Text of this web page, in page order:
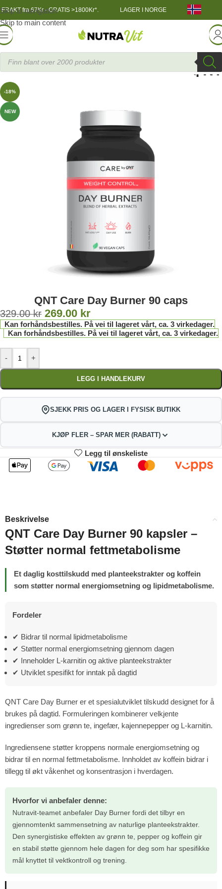
Skip to navigation
Skip to main content
FRAKT fra 67Kr - GRATIS >1800Kr*. LAGER I NORGE
/ Vektreduksjon»QNT Care Day Burner 90 caps
-18%
NEW
QNT Care Day Burner 90 caps
329.00kr 269.00 kr
Kan forhåndsbestilles. På vei til lageret vårt, ca. 3 virkedager.
Kan forhåndsbestilles. På vei til lageret vårt, ca. 3 virkedager.
- +
LEGG I HANDLEKURV
SJEKK PRIS OG LAGER I FYSISK BUTIKK
KJØP FLER – SPAR MER (RABATT)
2
266.31
kr
3-4
263.62
4%
Legg til ønskeliste
Beskrivelse
QNT Care Day Burner 90 kapsler –
Støtter normal fettmetabolisme
Et daglig kosttilskudd med planteekstrakter og koffein
som støtter normal energiomsetning og lipidmetabolisme.
Fordeler
✔ Bidrar til normal lipidmetabolisme
✔ Støtter normal energiomsetning gjennom dagen
✔ Inneholder L-karnitin og aktive planteekstrakter
✔ Utviklet spesifikt for inntak på dagtid
QNT Care Day Burner er et spesialutviklet tilskudd designet for å
brukes på dagtid. Formuleringen kombinerer velkjente
ingredienser som grønn te, ingefær, kajennepepper og L-karnitin.
Ingrediensene støtter kroppens normale energiomsetning og
bidrar til en normal fettmetabolisme. Innholdet av koffein bidrar i
tillegg til økt våkenhet og konsentrasjon i hverdagen.
Hvorfor vi anbefaler denne:
Nutravit-teamet anbefaler Day Burner fordi det tilbyr en
gjennomtenkt sammensetning av naturlige planteekstrakter.
Den synergistiske effekten av grønn te, pepper og koffein gir
en stabil støtte gjennom hele dagen for deg som har spesifikke
mål knyttet til vektkontroll og trening.